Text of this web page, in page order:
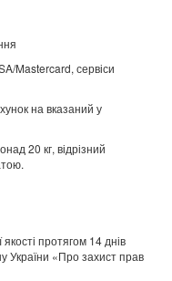
Mastercard, сервіси
на вказаний у
20 кг, відрізний
протягом 14 днів
України «Про захист прав